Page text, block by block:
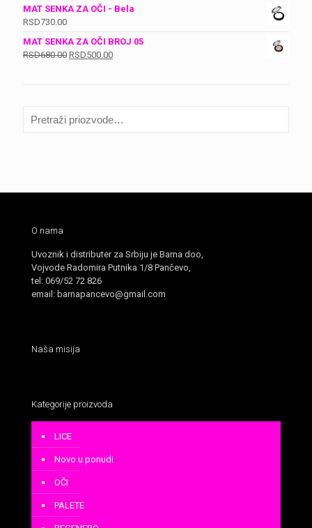
MAT SENKA ZA OČI - Bela
RSD730.00
MAT SENKA ZA OČI BROJ 05
RSD680.00 Оригинална
RSD500.00Тренутна
O nama
Uvoznik i distributer za Srbiju je Barna doo,
Vojvode Radomira Putnika 1/8 Pančevo,
tel: 069/52 72 826
email: barnapancevo@gmail.com
Naša misija
Kategorije proizvoda
LICE
Novo u ponudi
OČI
PALETE